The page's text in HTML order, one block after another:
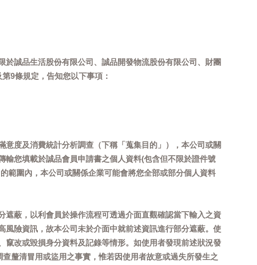
誠品生活股份有限公司、誠品開發物流股份有限公司、財團
9條規定，告知您以下事項：
度及消費統計分析調查（下稱「蒐集目的」），本公司或關
您填載於誠品會員申請書之個人資料(包含但不限於證件號
範圍內，本公司或關係企業可能會將您全部或部分個人資料
蔽，以利會員於操作流程可透過介面直觀確認當下輸入之資
險資訊，故本公司未於介面中就前述資訊進行部分遮蔽。使
改或毀損身分資料及記錄等情形。如使用者發現前述狀況發
釐清冒用或盜用之事實，惟若因使用者故意或過失所發生之